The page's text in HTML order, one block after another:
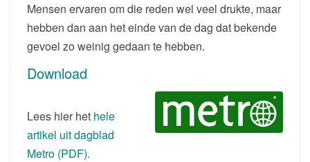
Mensen ervaren om die reden wel veel drukte, maar
hebben dan aan het einde van de dag dat bekende
gevoel zo weinig gedaan te hebben.
Download
Lees hier het hele
artikel uit dagblad
Metro (PDF).